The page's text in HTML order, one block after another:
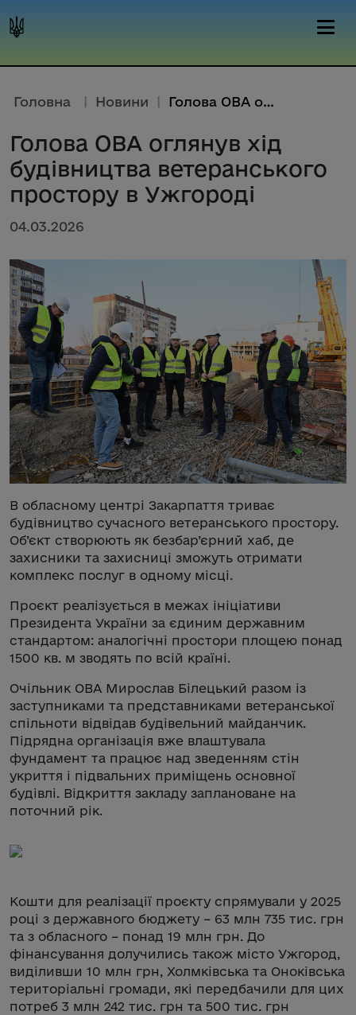
Головна | Новини | Голова ОВА оглянув хід будівни...
Голова ОВА оглянув хід
будівництва ветеранського
простору в Ужгороді
04.03.2026
В обласному центрі Закарпаття триває
будівництво сучасного ветеранського простору.
Об’єкт створюють як безбар’єрний хаб, де
захисники та захисниці зможуть отримати
комплекс послуг в одному місці.
Проєкт реалізується в межах ініціативи
Президента України за єдиним державним
стандартом: аналогічні простори площею понад
1500 кв. м зводять по всій країні.
Очільник ОВА Мирослав Білецький разом із
заступниками та представниками ветеранської
спільноти відвідав будівельний майданчик.
Підрядна організація вже влаштувала
фундамент та працює над зведенням стін
укриття і підвальних приміщень основної
будівлі. Відкриття закладу заплановане на
поточний рік.
Кошти для реалізації проєкту спрямували у 2025
році з державного бюджету – 63 млн 735 тис. грн
та з обласного – понад 19 млн грн. До
фінансування долучились також місто Ужгород,
виділивши 10 млн грн, Холмківська та Оноківська
територіальні громади, які передбачили для цих
потреб 3 млн 242 тис. грн та 500 тис. грн